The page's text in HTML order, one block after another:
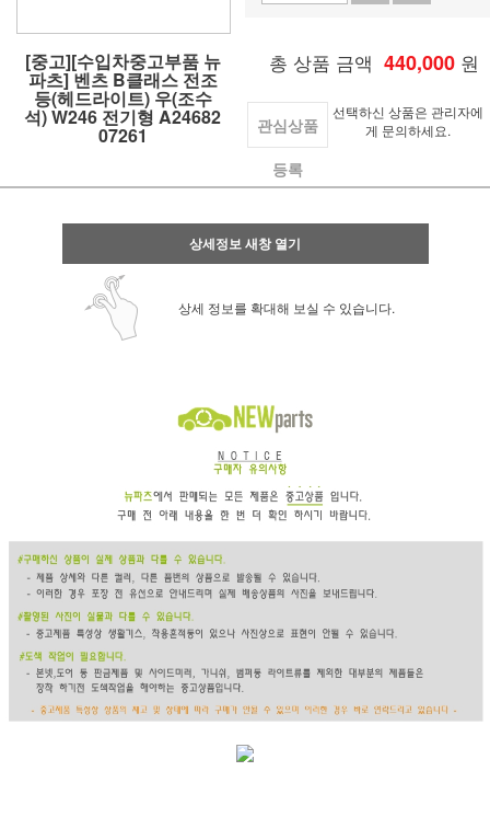
[중고][수입차중고부품 뉴
파츠] 벤츠 B클래스 전조
등(헤드라이트) 우(조수
석) W246 전기형 A24682
07261
총 상품 금액 440,000 원
관심상품
등록
선택하신 상품은 관리자에
게 문의하세요.
상세정보 새창 열기
상세 정보를 확대해 보실 수 있습니다.